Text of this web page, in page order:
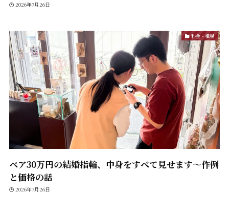
2026年7月26日
料金・相場
ペア30万円の結婚指輪、中身をすべて見せます〜作例
と価格の話
2026年7月26日